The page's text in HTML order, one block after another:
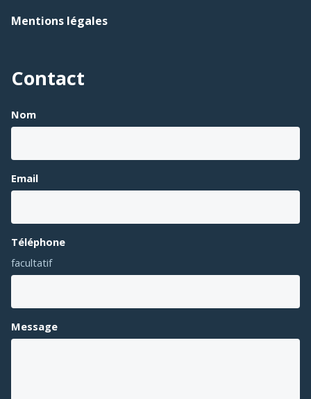
Mentions légales
Contact
Nom
Email
Téléphone
facultatif
Message